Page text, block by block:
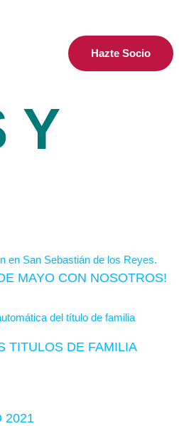
Hazte Socio
Y
MAYO CON NOSOTROS!
TITULOS DE FAMILIA
2021